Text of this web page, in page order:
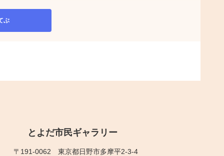
ぶ
とよだ市民ギャラリー
〒191-0062 東京都日野市多摩平2-3-4